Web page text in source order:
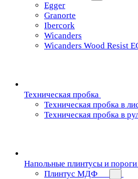
Egger
Granorte
Ibercork
Wicanders
Wicanders Wood Resist
Техническая пробка
Техническая пробка в
Техническая пробка в
Напольные плинтусы и пороги
Плинтус МДФ